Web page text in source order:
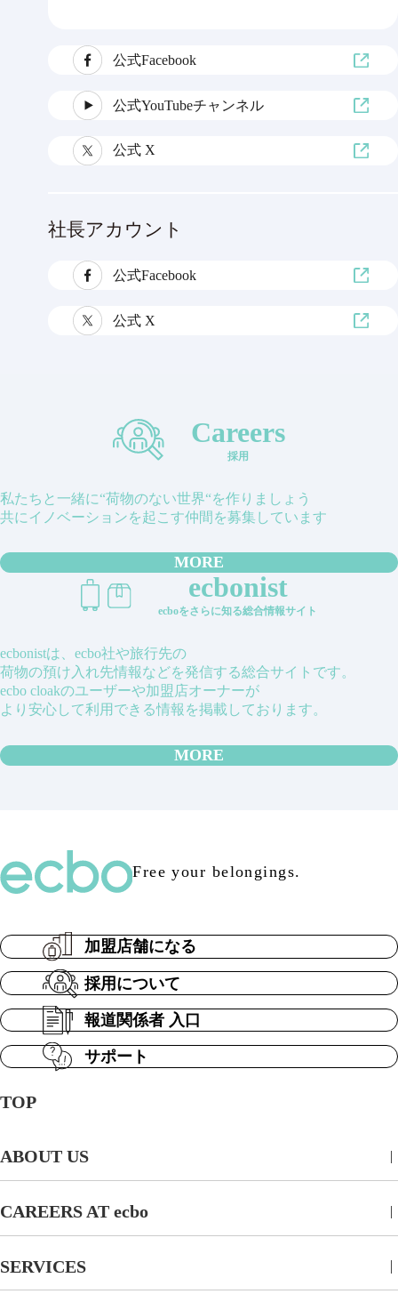
公式Facebook
公式YouTubeチャンネル
公式 X
社長アカウント
公式Facebook
公式 X
Careers
採用
私たちと一緒に“荷物のない世界“を作りましょう
共にイノベーションを起こす仲間を募集しています
MORE
ecbonist
ecboをさらに知る総合情報サイト
ecbonistは、ecbo社や旅行先の
荷物の預け入れ先情報などを発信する総合サイトです。
ecbo cloakのユーザーや加盟店オーナーが
より安心して利用できる情報を掲載しております。
MORE
Free your belongings.
TOP
ABOUT US
CAREERS AT ecbo
SERVICES
加盟店舗になる
採用について
報道関係者 入口
サポート